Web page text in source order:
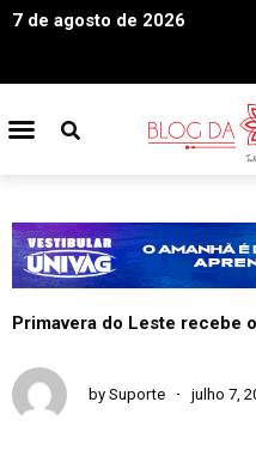
7 de agosto de 2026
Primavera do Leste recebe
by Suporte julho 7,